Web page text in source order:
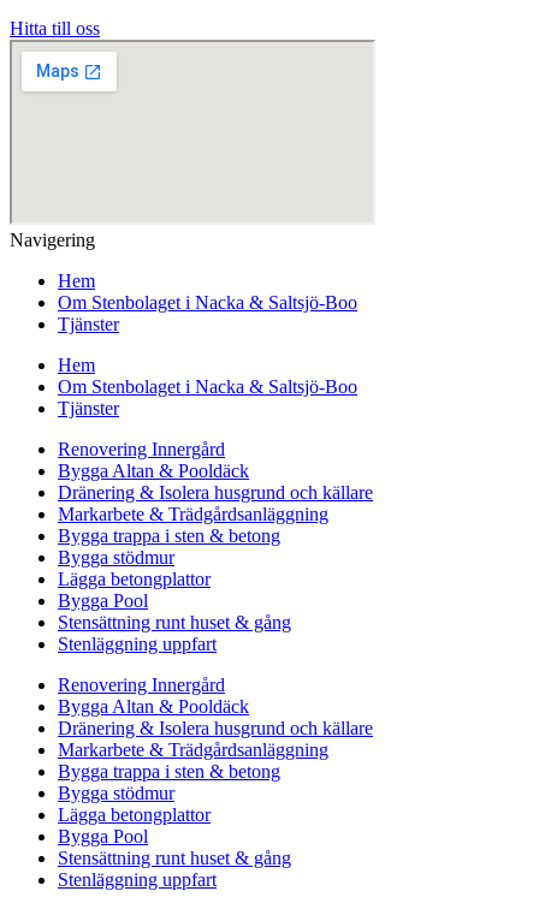
Hitta till oss
Navigering
Hem
Om Stenbolaget i Nacka & Saltsjö-Boo
Tjänster
Hem
Om Stenbolaget i Nacka & Saltsjö-Boo
Tjänster
Renovering Innergård
Bygga Altan & Pooldäck
Dränering & Isolera husgrund och källare
Markarbete & Trädgårdsanläggning
Bygga trappa i sten & betong
Bygga stödmur
Lägga betongplattor
Bygga Pool
Stensättning runt huset & gång
Stenläggning uppfart
Renovering Innergård
Bygga Altan & Pooldäck
Dränering & Isolera husgrund och källare
Markarbete & Trädgårdsanläggning
Bygga trappa i sten & betong
Bygga stödmur
Lägga betongplattor
Bygga Pool
Stensättning runt huset & gång
Stenläggning uppfart